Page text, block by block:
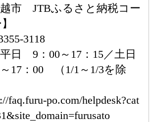
越市 JTBふるさと納税コー
3118
日 9：00～17：15／土日
17：00 （1/1～1/3を除
faq.furu-po.com/helpdesk?cat